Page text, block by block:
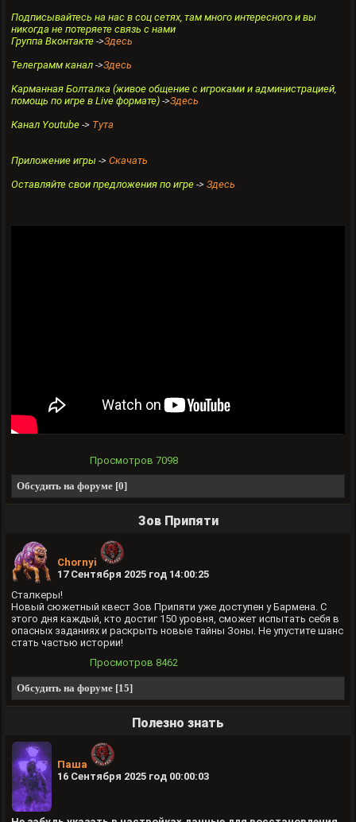
Подписывайтесь на нас в соц сетях, там много интересного и вы
никогда не потеряете связь с нами
Группа Вконтакте ->Здесь
Телеграмм канал ->Здесь
Карманная Болталка (живое общение с игроками и администрацией,
помощь по игре в Live формате) ->Здесь
Канал Youtube -> Тута
Приложение игры -> Скачать
Оставляйте свои предложения по игре -> Здесь
Просмотров 7098
Обсудить на форуме [0]
Зов Припяти
Chornyi
17 Сентября 2025 год 14:00:25
Сталкеры!
Новый сюжетный квест Зов Припяти уже доступен у Бармена. С
этого дня каждый, кто достиг 150 уровня, сможет испытать себя в
опасных заданиях и раскрыть новые тайны Зоны. Не упустите шанс
стать частью истории!
Просмотров 8462
Обсудить на форуме [15]
Полезно знать
Паша
16 Сентября 2025 год 00:00:03